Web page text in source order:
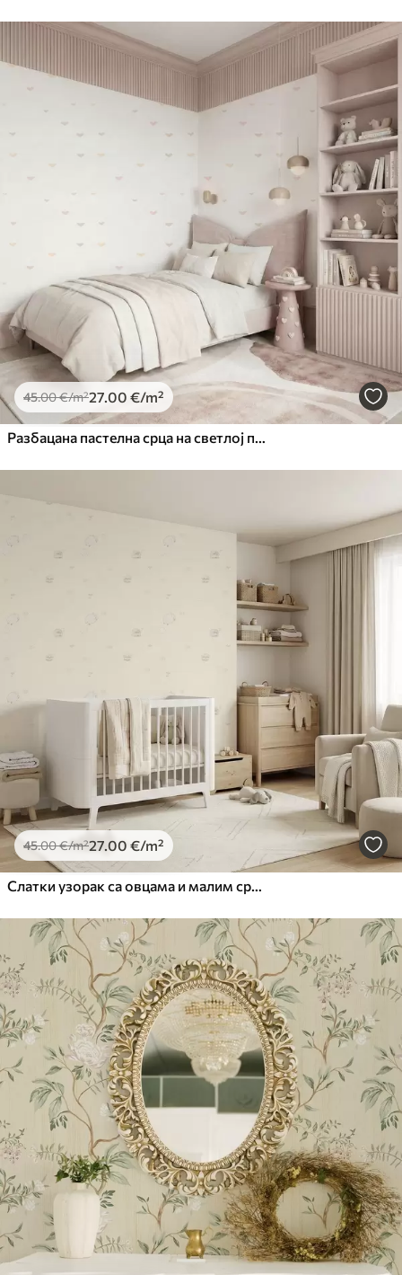
45.00€/m²27.00 €/m²
Разбацана пастелна срца на светлој позадини
45.00€/m²27.00 €/m²
Слатки узорак са овцама и малим срцима